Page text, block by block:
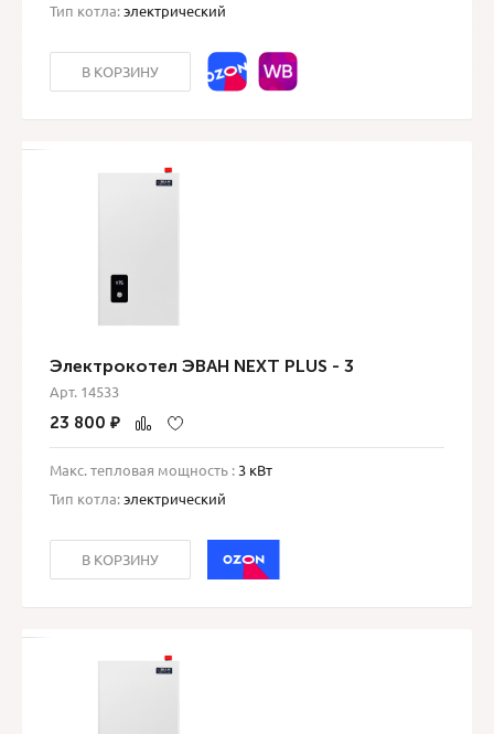
Тип котла:электрический
В КОРЗИНУ
Электрокотел ЭВАН NEXT PLUS - 3
Арт. 14533
23 800 ₽
Макс. тепловая мощность : 3 кВт
Тип котла:электрический
В КОРЗИНУ